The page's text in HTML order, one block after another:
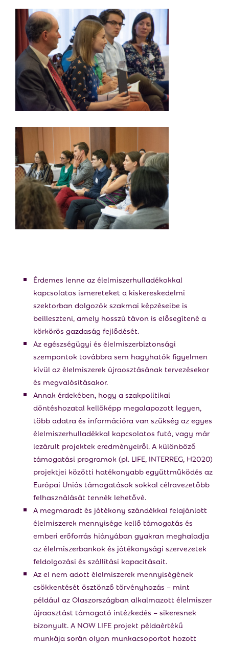
Érdemes lenne az élelmiszerhulladékokkal
kapcsolatos ismereteket a kiskereskedelmi
szektorban dolgozók szakmai képzéseibe is
beilleszteni, amely hosszú távon is elősegítené a
körkörös gazdaság fejlődését.
Az egészségügyi és élelmiszerbiztonsági
szempontok továbbra sem hagyhatók figyelmen
kívül az élelmiszerek újraosztásának tervezésekor
és megvalósításakor.
Annak érdekében, hogy a szakpolitikai
döntéshozatal kellőképp megalapozott legyen,
több adatra és információra van szükség az egyes
élelmiszerhulladékkal kapcsolatos futó, vagy már
lezárult projektek eredményeiről. A különböző
támogatási programok (pl. LIFE, INTERREG, H2020)
projektjei közötti hatékonyabb együttműködés az
Európai Uniós támogatások sokkal célravezetőbb
felhasználását tennék lehetővé.
A megmaradt és jótékony szándékkal felajánlott
élelmiszerek mennyisége kellő támogatás és
emberi erőforrás hiányában gyakran meghaladja
az élelmiszerbankok és jótékonysági szervezetek
feldolgozási és szállítási kapacitásait.
Az el nem adott élelmiszerek mennyiségének
csökkentését ösztönző törvényhozás – mint
például az Olaszországban alkalmazott élelmiszer
újraosztást támogató intézkedés – sikeresnek
bizonyult. A NOW LIFE projekt példaértékű
munkája során olyan munkacsoportot hozott